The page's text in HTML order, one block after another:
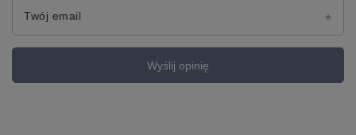
Twój email
Wyślij opinię